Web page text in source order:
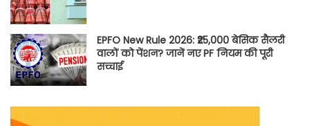
EPFO New Rule 2026: ₹25,000 बेसिक सैलरी
वालों को पेंशन? जानें नए PF नियम की पूरी
सच्चाई